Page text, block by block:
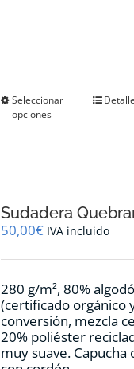
Seleccionar
opciones
Este
se
pueden
en
página
de
Sudadera
50,00€ IVA incluido
280 g/m², 80%
(certificado orgánico
conversión, mezcla
20% poliéster
muy suave. Capucha